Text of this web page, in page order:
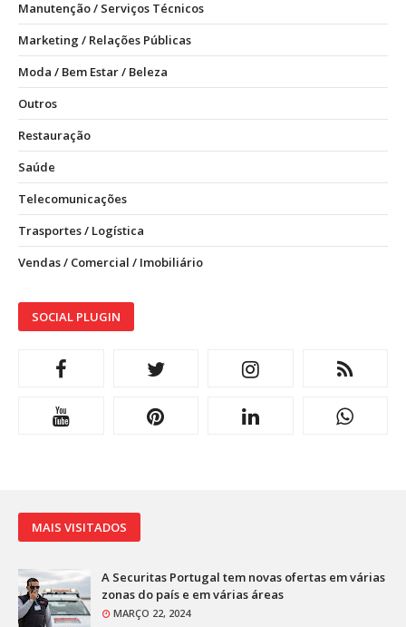
Manutenção / Serviços Técnicos
Marketing / Relações Públicas
Moda / Bem Estar / Beleza
Outros
Restauração
Saúde
Telecomunicações
Trasportes / Logística
Vendas / Comercial / Imobiliário
SOCIAL PLUGIN
MAIS VISITADOS
A Securitas Portugal tem novas ofertas em várias
zonas do país e em várias áreas
MARÇO 22, 2024